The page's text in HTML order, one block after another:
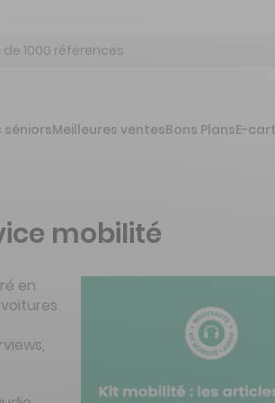
séniorsMeilleures ventesBons PlansE-
mobilité
en